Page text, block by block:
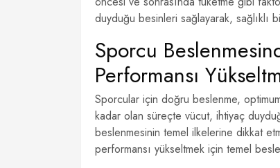
duyduğu besinleri sağlayarak, sağlıklı
Sporcu
Performansı
Sporcular için doğru beslenme,
kadar olan süreçte vücut, ihtiyaç
beslenmesinin temel ilkelerine dikkat
performansı yükseltmek için temel